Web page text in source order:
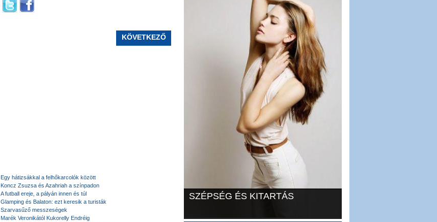
KÖVETKEZŐ
Egy hátizsákkal a felhőkarcolók között
Koncz Zsuzsa és Azahriah a színpadon
A futball ereje, a pályán innen és túl
Glamping és Balaton: ezt keresik a turisták
Szarvasűző messzeségek
Marék Veronikától Kukorelly Endréig
SZÉPSÉG ÉS KITARTÁS